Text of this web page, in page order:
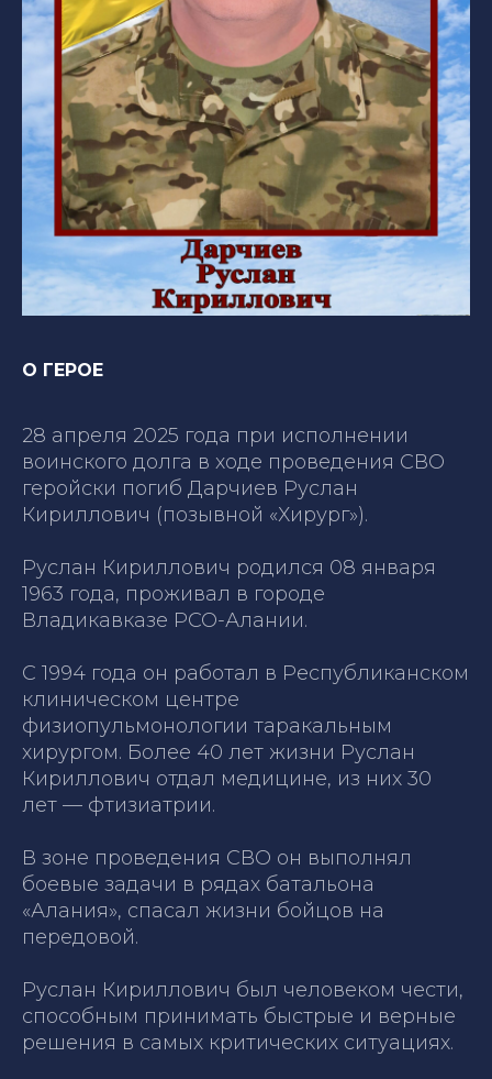
О ГЕРОЕ
28 апреля 2025 года при исполнении
воинского долга в ходе проведения СВО
геройски погиб Дарчиев Руслан
Кириллович (позывной «Хирург»).
Руслан Кириллович родился 08 января
1963 года, проживал в городе
Владикавказе РСО-Алании.
С 1994 года он работал в Республиканском
клиническом центре
физиопульмонологии таракальным
хирургом. Более 40 лет жизни Руслан
Кириллович отдал медицине, из них 30
лет — фтизиатрии.
В зоне проведения СВО он выполнял
боевые задачи в рядах батальона
«Алания», спасал жизни бойцов на
передовой.
Руслан Кириллович был человеком чести,
способным принимать быстрые и верные
решения в самых критических ситуациях.